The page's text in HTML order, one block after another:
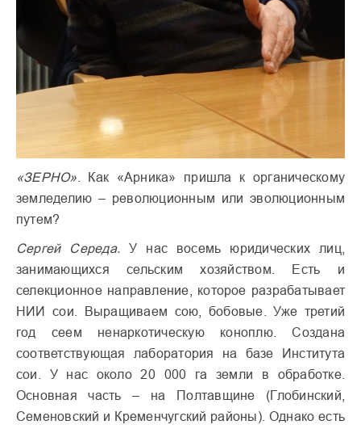
«ЗЕРНО» . Как «Арника» пришла к органическому
земледелию – революционным или эволюционным
путем?
Сергей Середа. У нас восемь юридических лиц,
занимающихся сельским хозяйством. Есть и
селекционное направление, которое разрабатывает
НИИ сои. Выращиваем сою, бобовые. Уже третий
год сеем ненаркотическую коноплю. Создана
соответствующая лаборатория на базе Института
сои. У нас около 20 000 га земли в обработке.
Основная часть – на Полтавщине (Глобинский,
Семеновский и Кременчугский районы). Однако есть